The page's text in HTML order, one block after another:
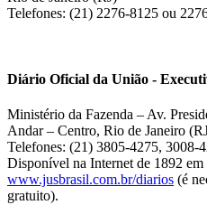
Telefones: (21) 2276-8125 ou
Diário Oficial da União -
Ministério da Fazenda – Av.
Andar – Centro, Rio de Janeiro
Telefones: (21) 3805-4275, 3008-
Disponível na Internet de 1892
www.jusbrasil.com.br/diarios (é
gratuito).